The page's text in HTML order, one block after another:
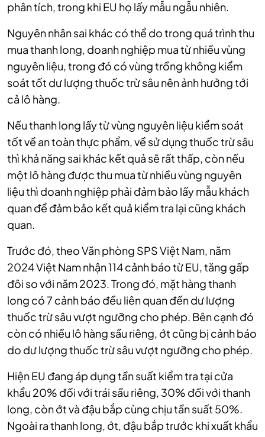
phân tích, trong khi EU họ lấy mẫu ngẫu nhiên.
Nguyên nhân sai khác có thể do trong quá trình thu
mua thanh long, doanh nghiệp mua từ nhiều vùng
nguyên liệu, trong đó có vùng trồng không kiểm
soát tốt dư lượng thuốc trừ sâu nên ảnh hưởng tới
cả lô hàng.
Nếu thanh long lấy từ vùng nguyên liệu kiểm soát
tốt về an toàn thực phẩm, về sử dụng thuốc trừ sâu
thì khả năng sai khác kết quả sẽ rất thấp, còn nếu
một lô hàng được thu mua từ nhiều vùng nguyên
liệu thì doanh nghiệp phải đảm bảo lấy mẫu khách
quan để đảm bảo kết quả kiểm tra lại cũng khách
quan.
Trước đó, theo Văn phòng SPS Việt Nam, năm
2024 Việt Nam nhận 114 cảnh báo từ EU, tăng gấp
đôi so với năm 2023. Trong đó, mặt hàng thanh
long có 7 cảnh báo đều liên quan đến dư lượng
thuốc trừ sâu vượt ngưỡng cho phép. Bên cạnh đó
còn có nhiều lô hàng sầu riêng, ớt cũng bị cảnh báo
do dư lượng thuốc trừ sâu vượt ngưỡng cho phép.
Hiện EU đang áp dụng tần suất kiểm tra tại cửa
khẩu 20% đối với trái sầu riêng, 30% đối với thanh
long, còn ớt và đậu bắp cùng chịu tần suất 50%.
Ngoài ra thanh long, ớt, đậu bắp trước khi xuất khẩu